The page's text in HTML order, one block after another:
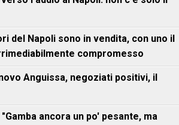
del Napoli sono in vendita, con uno il
compromesso
Anguissa, negoziati positivi, il
ancora un po' pesante, ma